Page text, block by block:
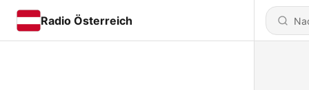
Radio Österreich